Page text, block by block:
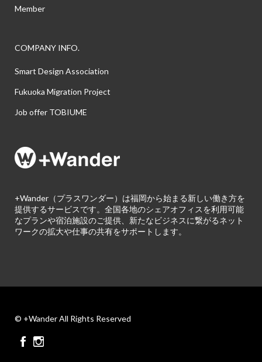
Member
COMPANY INFO.
Smart Design Association
Fukuoka Migration Project
Job offer TOBIUME
+Wander（プラスワンダー）は福岡から始まる新しい働き方を
提供するサービスです。全国各地のシェアオフィスを利用可能
なプランや宿泊施設のご提供、新たなビジネスに繋がるネット
ワークの拡大や仕事の共有をサポートします。
© +Wander All Rights Reserved